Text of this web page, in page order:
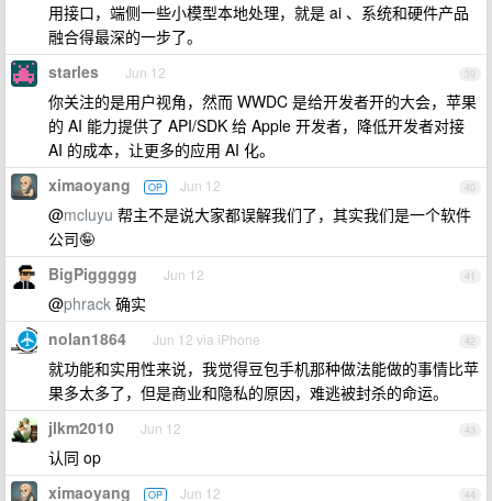
用接口，端侧一些小模型本地处理，就是 ai 、系统和硬件产品
融合得最深的一步了。
39
starles Jun 12
你关注的是用户视角，然而 WWDC 是给开发者开的大会，苹果
的 AI 能力提供了 API/SDK 给 Apple 开发者，降低开发者对接
AI 的成本，让更多的应用 AI 化。
40
ximaoyang OP Jun 12
@mcluyu 帮主不是说大家都误解我们了，其实我们是一个软件
公司🤪
41
BigPiggggg Jun 12
@phrack 确实
42
nolan1864 Jun 12 via iPhone
就功能和实用性来说，我觉得豆包手机那种做法能做的事情比苹
果多太多了，但是商业和隐私的原因，难逃被封杀的命运。
43
jlkm2010 Jun 12
认同 op
44
ximaoyang OP Jun 12